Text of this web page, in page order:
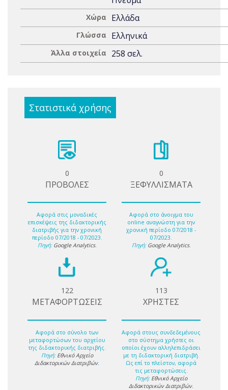
Χώρα Ελλάδα
Γλώσσα Ελληνικά
Άλλα στοιχεία 258 σελ.
Στατιστικά χρήσης
0
ΠΡΟΒΟΛΕΣ
Αφορά στις μοναδικές
επισκέψεις της διδακτορικής
διατριβής για την χρονική
περίοδο 07/2018 - 07/2023.
Πηγή: Google Analytics.
0
ΞΕΦΥΛΛΙΣΜΑΤΑ
Αφορά στο άνοιγμα του
online αναγνώστη για την
χρονική περίοδο 07/2018 -
07/2023.
Πηγή: Google Analytics.
122
ΜΕΤΑΦΟΡΤΩΣΕΙΣ
Αφορά στο σύνολο των
μεταφορτώσων του αρχείου
της διδακτορικής διατριβής.
Πηγή: Εθνικό Αρχείο
Διδακτορικών Διατριβών.
113
ΧΡΗΣΤΕΣ
Αφορά στους συνδεδεμένους
στο σύστημα χρήστες οι
οποίοι έχουν αλληλεπιδράσει
με τη διδακτορική διατριβή.
Ως επί το πλείστον, αφορά
τις μεταφορτώσεις.
Πηγή: Εθνικό Αρχείο
Διδακτορικών Διατριβών.